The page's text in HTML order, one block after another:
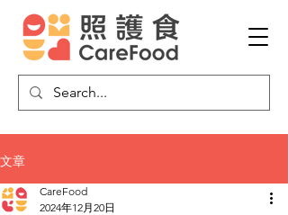
文章
CareFood
2024年12月20日